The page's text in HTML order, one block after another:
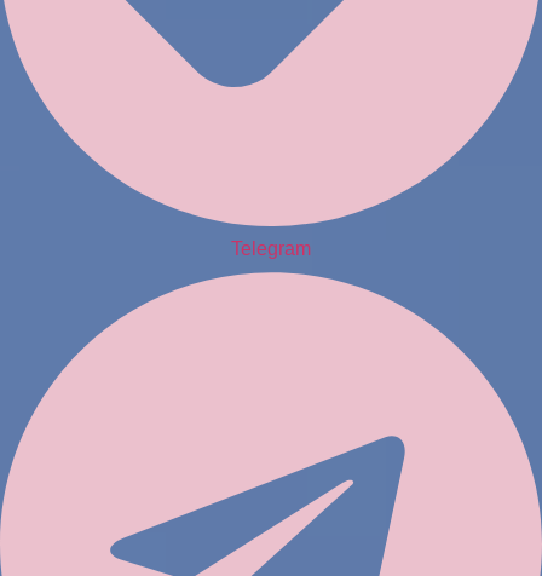
Telegram